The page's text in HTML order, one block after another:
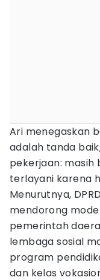
Ari menegaskan
adalah tanda
pekerjaan: masih
terlayani karena
Menurutnya,
mendorong
pemerintah
lembaga sosial
program
dan kelas